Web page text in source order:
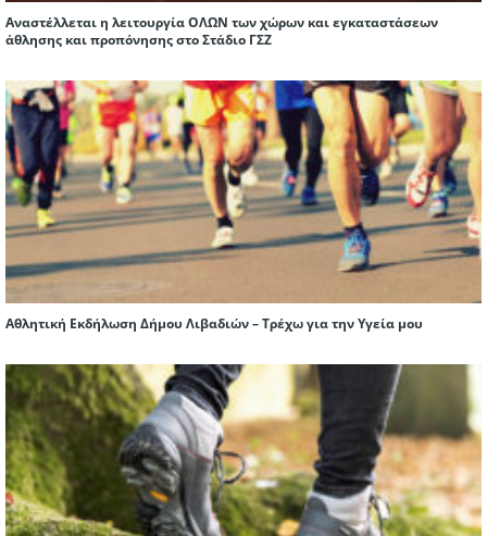
Αναστέλλεται η λειτουργία ΟΛΩΝ των χώρων και εγκαταστάσεων
άθλησης και προπόνησης στο Στάδιο ΓΣΖ
Αθλητική Εκδήλωση Δήμου Λιβαδιών – Τρέχω για την Υγεία μου